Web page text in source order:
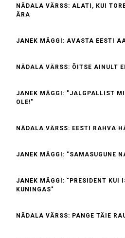
NÄDALA VÄRSS: ALATI, KUI
ÄRA
JANEK MÄGGI: AVASTA EESTI
NÄDALA VÄRSS: ÕITSE AINULT
JANEK MÄGGI: "JALGPALLIST
OLE!"
NÄDALA VÄRSS: EESTI RAHVA
JANEK MÄGGI: "SAMASUGUNE
JANEK MÄGGI: "PRESIDENT KUI
KUNINGAS"
NÄDALA VÄRSS: PANGE TÄIE